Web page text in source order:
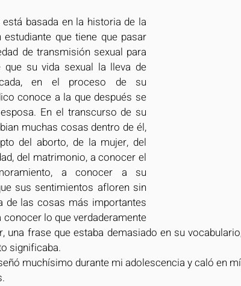
basada en la historia de la
que tiene que pasar
de transmisión sexual para
que su vida sexual la lleva de
en el proceso de su
conoce a la que después se
En el transcurso de su
muchas cosas dentro de él,
del aborto, de la mujer, del
del matrimonio, a conocer el
a conocer a su
sus sentimientos afloren sin
de las cosas más importantes
conocer lo que verdaderamente
una frase que estaba demasiado en su
significaba.
muchísimo durante mi adolescencia y caló en